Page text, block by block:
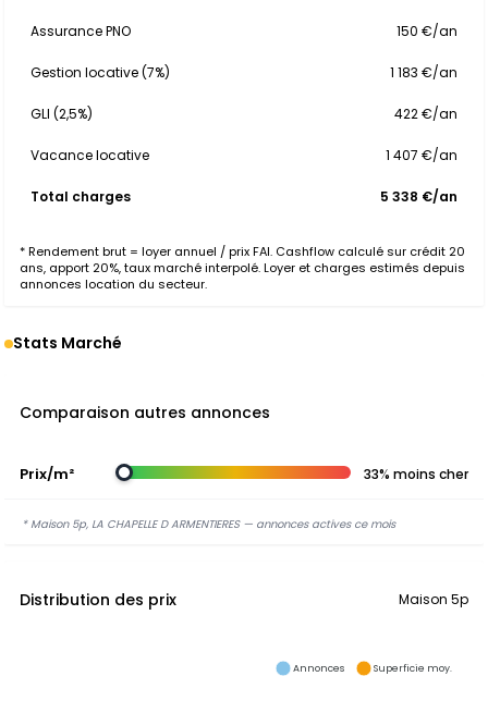
Assurance PNO 150 €/an
Gestion locative (7%) 1 183 €/an
GLI (2,5%) 422 €/an
Vacance locative 1 407 €/an
Total charges 5 338 €/an
* Rendement brut = loyer annuel / prix FAI. Cashflow calculé sur crédit 20
ans, apport 20%, taux marché interpolé. Loyer et charges estimés depuis
annonces location du secteur.
Stats Marché
Comparaison autres annonces
Prix/m² 33% moins cher
* Maison 5p, LA CHAPELLE D ARMENTIERES — annonces actives ce mois
Distribution des prix Maison 5p
Annonces Superficie moy.